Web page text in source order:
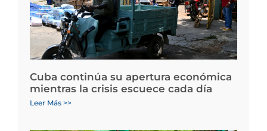
Cuba continúa su apertura económica
mientras la crisis escuece cada día
Leer Más >>